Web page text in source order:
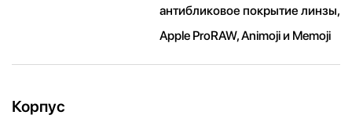
антибликовое покрытие линзы,
Apple ProRAW, Animoji и Memoji
Корпус